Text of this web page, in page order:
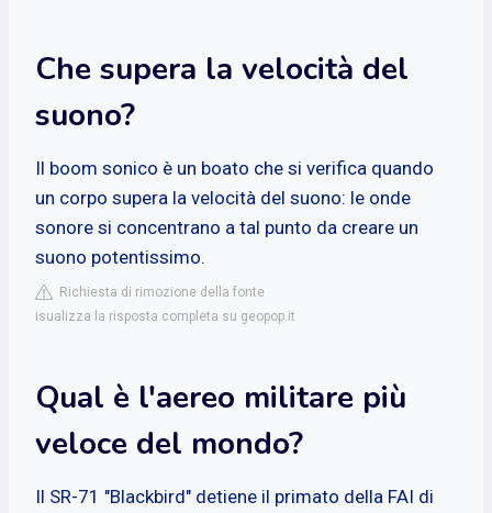
Che supera la velocità del
suono?
Il boom sonico è un boato che si verifica quando
un corpo supera la velocità del suono: le onde
sonore si concentrano a tal punto da creare un
suono potentissimo.
Richiesta di rimozione della fonte
isualizza la risposta completa su geopop.it
Qual è l'aereo militare più
veloce del mondo?
Il SR-71 "Blackbird" detiene il primato della FAI di